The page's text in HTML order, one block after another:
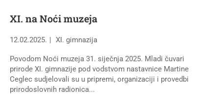
XI. na Noći muzeja
12.02.2025. XI. gimnazija
Povodom Noći muzeja 31. siječnja 2025. Mladi čuvari
prirode XI. gimnazije pod vodstvom nastavnice Martine
Ceglec sudjelovali su u pripremi, organizaciji i provedbi
prirodoslovnih radionica...